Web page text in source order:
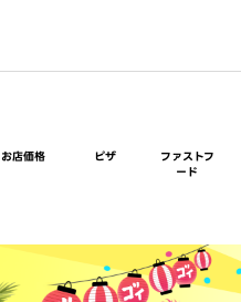
お店価格 ピザ
ファストフ
ード